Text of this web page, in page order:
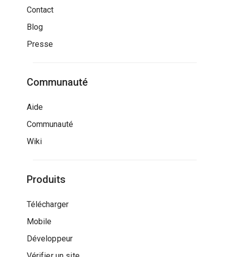
Contact
Blog
Presse
Communauté
Aide
Communauté
Wiki
Produits
Télécharger
Mobile
Développeur